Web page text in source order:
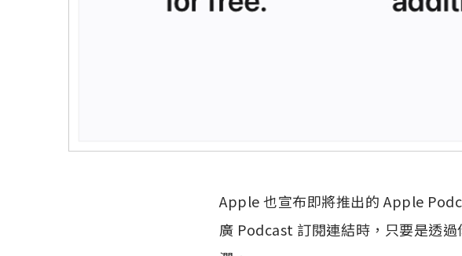
Apple 也宣布即將推出的 Apple
廣 Podcast 訂閱連結時，只要是透